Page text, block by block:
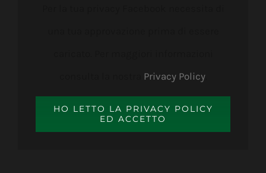
Privacy Policy.
HO LETTO LA PRIVACY POLICY
ED ACCETTO